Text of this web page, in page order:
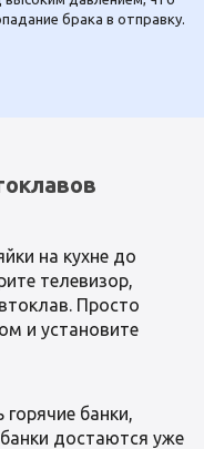
брака в отправку.
на кухне до
телевизор,
Просто
и установите
банки,
достаются уже